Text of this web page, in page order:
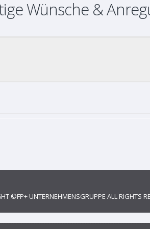
Wünsche &
©FP+ UNTERNEHMENSGRUPPE ALL RIGHTS